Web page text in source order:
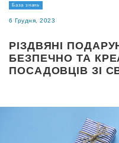
Напрями роботи
Долучитися
База знань
6 Грудня, 2023
РІЗДВЯНІ
БЕЗПЕЧНО ТА
ПОСАДОВЦІВ ЗІ